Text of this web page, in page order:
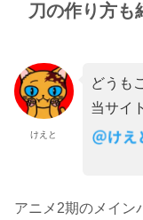
刀の作り方も
けえと
どうも
当サイ
アニメ2期のメイン